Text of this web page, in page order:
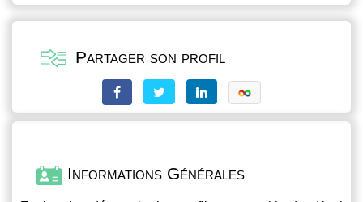
Partager son profil
Informations Générales